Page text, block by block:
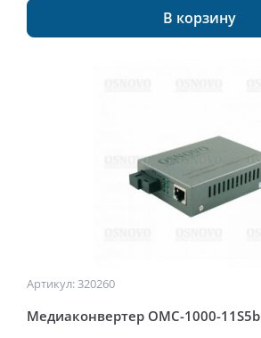
В корзину
Артикул: 320260
Медиаконвертер OMC-1000-11S5b